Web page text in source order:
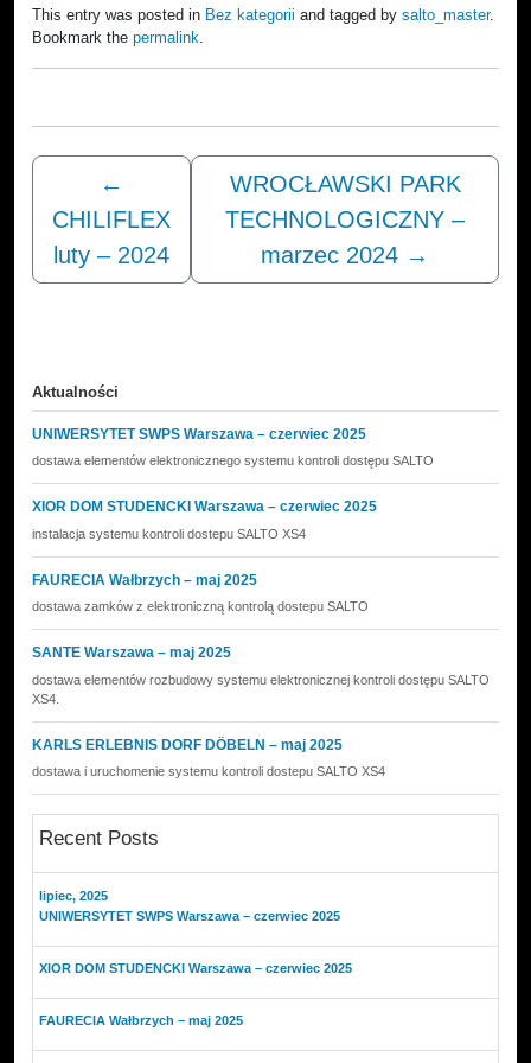
This entry was posted in Bez kategorii and tagged by salto_master.
Bookmark the permalink
←
CHILIFLEX
luty – 2024
WROCŁAWSKI PARK
TECHNOLOGICZNY –
marzec 2024 →
Aktualności
UNIWERSYTET SWPS Warszawa – czerwiec 2025
dostawa elementów elektronicznego systemu kontroli dostępu SALTO
XIOR DOM STUDENCKI Warszawa – czerwiec 2025
instalacja systemu kontroli dostepu SALTO XS4
FAURECIA Wałbrzych – maj 2025
dostawa zamków z elektroniczną kontrolą dostepu SALTO
SANTE Warszawa – maj 2025
dostawa elementów rozbudowy systemu elektronicznej kontroli dostępu SALTO
XS4.
KARLS ERLEBNIS DORF DÖBELN – maj 2025
dostawa i uruchomenie systemu kontroli dostepu SALTO XS4
Recent Posts
lipiec, 2025
UNIWERSYTET SWPS Warszawa – czerwiec 2025
XIOR DOM STUDENCKI Warszawa – czerwiec 2025
FAURECIA Wałbrzych – maj 2025